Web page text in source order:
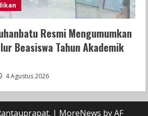
Resmi Mengumumkan
Beasiswa Tahun Akademik
4 Agustus 2026
| MoreNews by AF